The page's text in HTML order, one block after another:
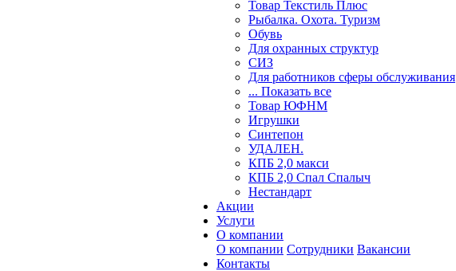
Товар Текстиль Плюс
Рыбалка. Охота. Туризм
Обувь
Для охранных структур
СИЗ
Для работников сферы обслуживания
... Показать все
Товар ЮФНМ
Игрушки
Синтепон
УДАЛЕН.
КПБ 2,0 макси
КПБ 2,0 Спал Спалыч
Нестандарт
Акции
Услуги
О компании
О компании Сотрудники Вакансии
Контакты